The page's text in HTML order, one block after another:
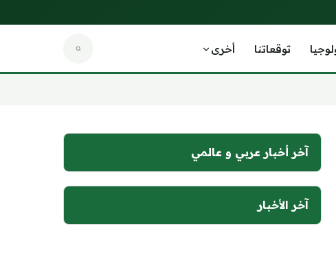
توقعاتنا أخرى
آخر أخبار عربي و عالمي
آخر الأخبار